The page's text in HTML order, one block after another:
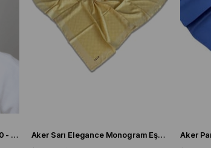
Aker Karma Eşarp Sarı 1040600 - 961 - 32673 Aker Sarı Elegance Monogram Eşarp 1090500 - 961